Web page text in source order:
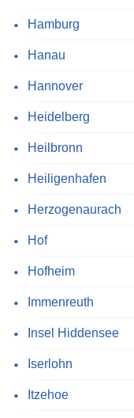
Hamburg
Hanau
Hannover
Heidelberg
Heilbronn
Heiligenhafen
Herzogenaurach
Hof
Hofheim
Immenreuth
Insel Hiddensee
Iserlohn
Itzehoe